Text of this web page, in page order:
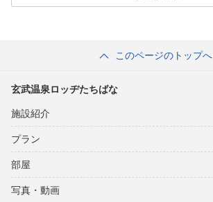
このページのトップへ
玄武温泉ロッヂたちばな
施設紹介
プラン
部屋
写真・動画